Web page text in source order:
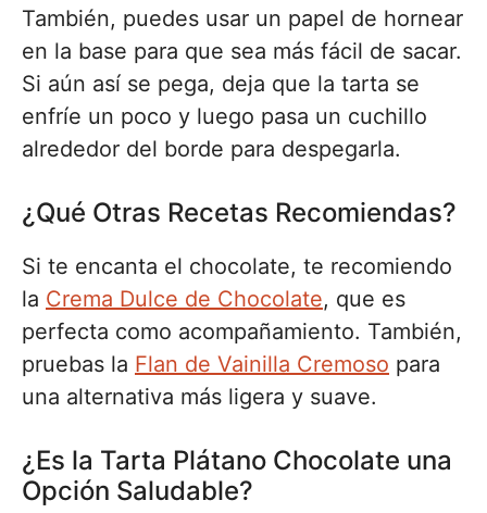
También, puedes usar un papel de hornear
en la base para que sea más fácil de sacar.
Si aún así se pega, deja que la tarta se
enfríe un poco y luego pasa un cuchillo
alrededor del borde para despegarla.
¿Qué Otras Recetas Recomiendas?
Si te encanta el chocolate, te recomiendo
la Crema Dulce de Chocolate, que es
perfecta como acompañamiento. También,
pruebas la Flan de Vainilla Cremoso para
una alternativa más ligera y suave.
¿Es la Tarta Plátano Chocolate una
Opción Saludable?